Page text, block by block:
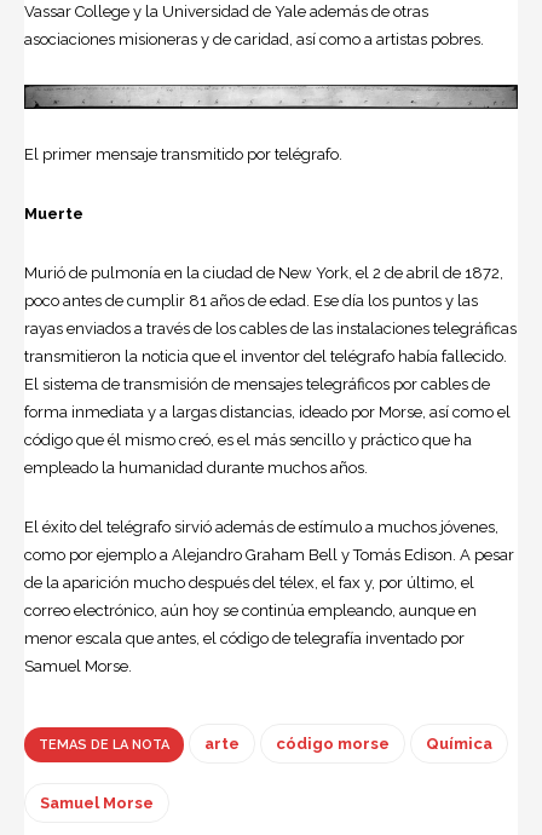
Vassar College y la Universidad de Yale además de otras
asociaciones misioneras y de caridad, así como a artistas pobres.
El primer mensaje transmitido por telégrafo.
Muerte
Murió de pulmonía en la ciudad de New York, el 2 de abril de 1872,
poco antes de cumplir 81 años de edad. Ese día los puntos y las
rayas enviados a través de los cables de las instalaciones telegráficas
transmitieron la noticia que el inventor del telégrafo había fallecido.
El sistema de transmisión de mensajes telegráficos por cables de
forma inmediata y a largas distancias, ideado por Morse, así como el
código que él mismo creó, es el más sencillo y práctico que ha
empleado la humanidad durante muchos años.
El éxito del telégrafo sirvió además de estímulo a muchos jóvenes,
como por ejemplo a Alejandro Graham Bell y Tomás Edison. A pesar
de la aparición mucho después del télex, el fax y, por último, el
correo electrónico, aún hoy se continúa empleando, aunque en
menor escala que antes, el código de telegrafía inventado por
Samuel Morse.
TEMAS DE LA NOTA arte código morse Química
Samuel Morse